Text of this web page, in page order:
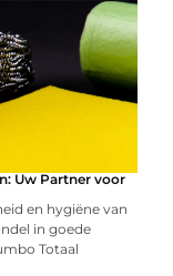
Uw Partner voor
en hygiëne van
in goede
Totaal